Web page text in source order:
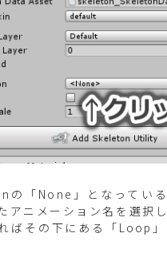
の「None」となってい
アニメーション名を選択
ばその下にある「Loop